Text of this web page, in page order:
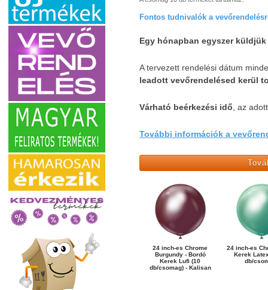
Fontos tudnivalók a
Egy hónapban egyszer
A tervezett rendelési dátum
leadott vevőrendelésed kerül
Várható beérkezési idő , az
További információk a
24 inch-es Chrome
Burgundy - Bordó
Kerek Lufi (10
db/csomag) - Kalisan
24 inch-es
Kerek
db/